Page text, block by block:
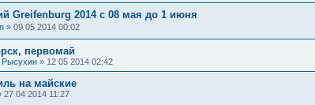
Greifenburg 2014 с 08 мая до 1 июня
» 09 05 2014 00:02
первомай
Рысухин » 12 05 2014 02:42
на майские
27 04 2014 11:27